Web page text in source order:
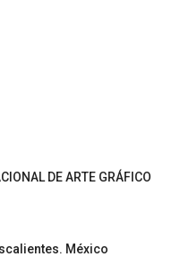
DE ARTE GRÁFICO
México